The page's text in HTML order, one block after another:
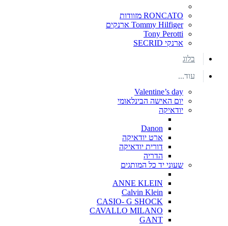
RONCATO מזוודות
Tommy Hilfiger ארנקים
Tony Perotti
ארנקי SECRID
בלוג
עוד...
Valentine’s day
יום האישה הבינלאומי
יודאיקה
Danon
ארט יודאיקה
דורית יודאיקה
הדריה
שעוני יד כל המותגים
ANNE KLEIN
Calvin Klein
CASIO- G SHOCK
CAVALLO MILANO
GANT